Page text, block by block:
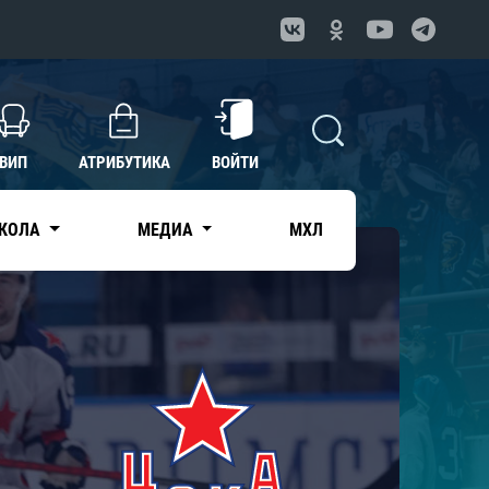
ВИП АТРИБУТИКА ВОЙТИ
МЕДИА МХЛ